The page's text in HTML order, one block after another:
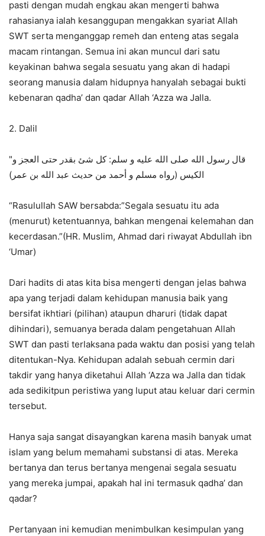
pasti dengan mudah engkau akan mengerti bahwa
rahasianya ialah kesanggupan mengakkan syariat Allah
SWT serta menganggap remeh dan enteng atas segala
macam rintangan. Semua ini akan muncul dari satu
keyakinan bahwa segala sesuatu yang akan di hadapi
seorang manusia dalam hidupnya hanyalah sebagai bukti
kebenaran qadha’ dan qadar Allah ‘Azza wa Jalla.
2. Dalil
"قال رسول الله صلى الله عليه و سلم: كل شئ بقدر حتى العجز و
الكيس (رواه مسلم و أحمد من حديث عبد الله بن عمر)
“Rasulullah SAW bersabda:”Segala sesuatu itu ada
(menurut) ketentuannya, bahkan mengenai kelemahan dan
kecerdasan.”(HR. Muslim, Ahmad dari riwayat Abdullah ibn
‘Umar)
Dari hadits di atas kita bisa mengerti dengan jelas bahwa
apa yang terjadi dalam kehidupan manusia baik yang
bersifat ikhtiari (pilihan) ataupun dharuri (tidak dapat
dihindari), semuanya berada dalam pengetahuan Allah
SWT dan pasti terlaksana pada waktu dan posisi yang telah
ditentukan-Nya. Kehidupan adalah sebuah cermin dari
takdir yang hanya diketahui Allah ‘Azza wa Jalla dan tidak
ada sedikitpun peristiwa yang luput atau keluar dari cermin
tersebut.
Hanya saja sangat disayangkan karena masih banyak umat
islam yang belum memahami substansi di atas. Mereka
bertanya dan terus bertanya mengenai segala sesuatu
yang mereka jumpai, apakah hal ini termasuk qadha’ dan
qadar?
Pertanyaan ini kemudian menimbulkan kesimpulan yang